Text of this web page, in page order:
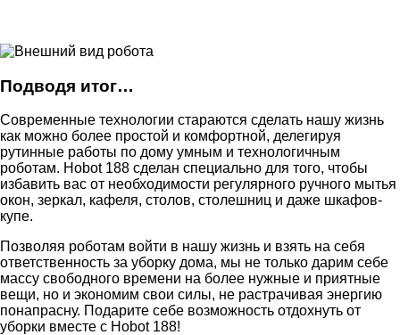
Подводя итог…
Современные технологии стараются сделать нашу жизнь
как можно более простой и комфортной, делегируя
рутинные работы по дому умным и технологичным
роботам. Hobot 188 сделан специально для того, чтобы
избавить вас от необходимости регулярного ручного мытья
окон, зеркал, кафеля, столов, столешниц и даже шкафов-
купе.
Позволяя роботам войти в нашу жизнь и взять на себя
ответственность за уборку дома, мы не только дарим себе
массу свободного времени на более нужные и приятные
вещи, но и экономим свои силы, не растрачивая энергию
понапрасну. Подарите себе возможность отдохнуть от
уборки вместе с Hobot 188!